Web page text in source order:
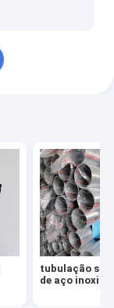
tubulação
de aço